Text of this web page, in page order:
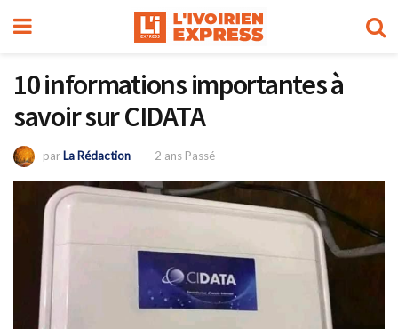
10 informations importantes à
savoir sur CIDATA
parLa Rédaction 2 ans Passé